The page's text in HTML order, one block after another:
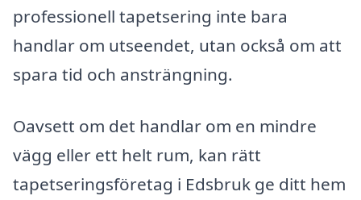
professionell tapetsering inte bara
handlar om utseendet, utan också om att
spara tid och ansträngning.
Oavsett om det handlar om en mindre
vägg eller ett helt rum, kan rätt
tapetseringsföretag i Edsbruk ge ditt hem